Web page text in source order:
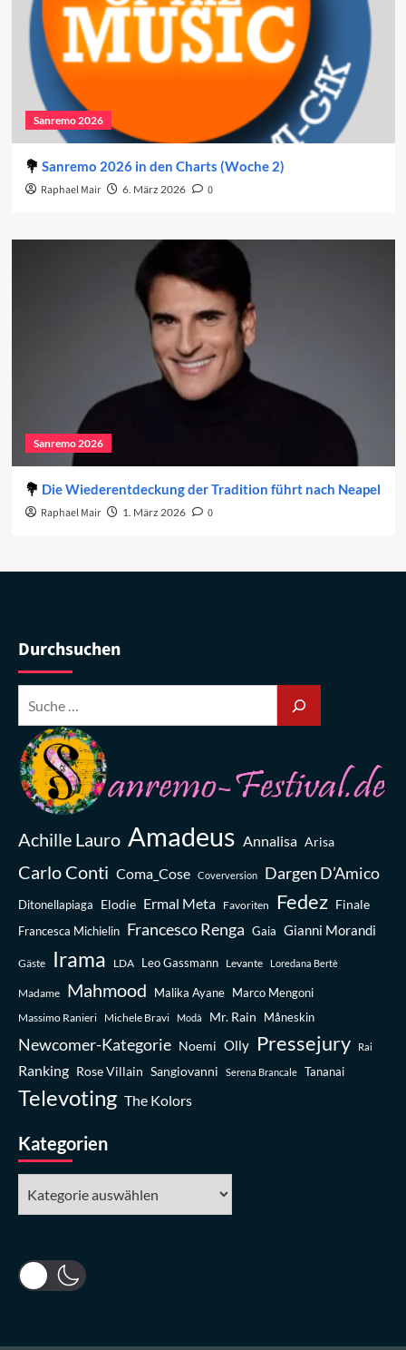
Sanremo 2026
Sanremo 2026 in den Charts (Woche 2)
Raphael Mair 6. März 2026 0
Sanremo 2026
Die Wiederentdeckung der Tradition führt nach Neapel
Raphael Mair 1. März 2026 0
Durchsuchen
Achille Lauro Amadeus Annalisa Arisa
Carlo Conti Coma_Cose Coverversion Dargen D’Amico
Ditonellapiaga Elodie Ermal Meta Favoriten Fedez Finale
Francesca Michielin Francesco Renga Gaia Gianni Morandi
Gäste Irama LDA Leo Gassmann Levante Loredana Bertè
Madame Mahmood Malika Ayane Marco Mengoni
Massimo Ranieri Michele Bravi Modà Mr. Rain Måneskin
Newcomer-Kategorie Noemi Olly Pressejury Rai
Ranking Rose Villain Sangiovanni Serena Brancale Tananai
Televoting The Kolors
Kategorien